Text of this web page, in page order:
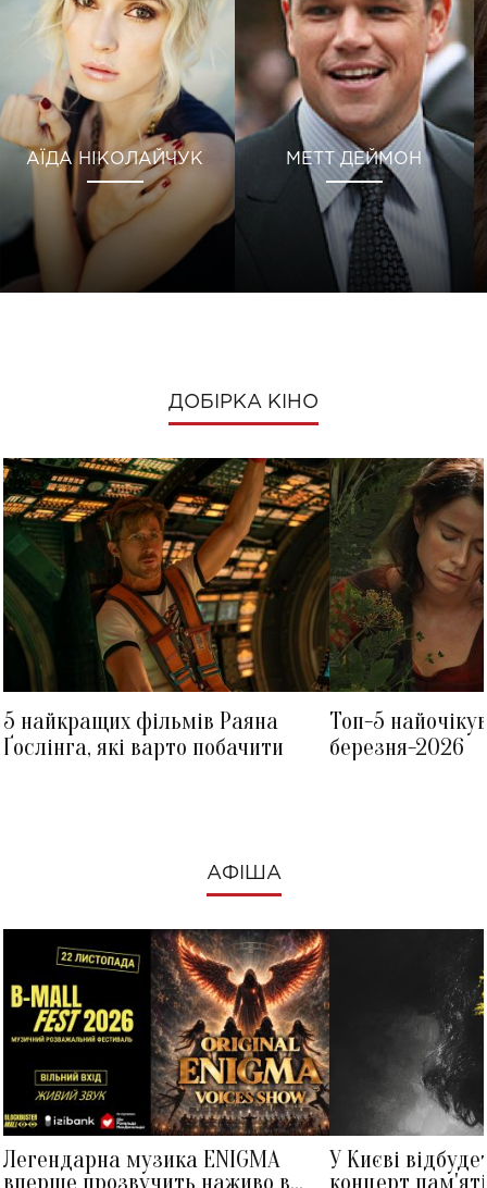
АЇДА НІКОЛАЙЧУК МЕТТ ДЕЙМОН
ДОБІРКА КІНО
5 найкращих фільмів Раяна
Ґослінга, які варто побачити
Топ-5
березня-2026
АФІША
Легендарна музика ENIGMA
вперше прозвучить наживо в
У Києві
концерт